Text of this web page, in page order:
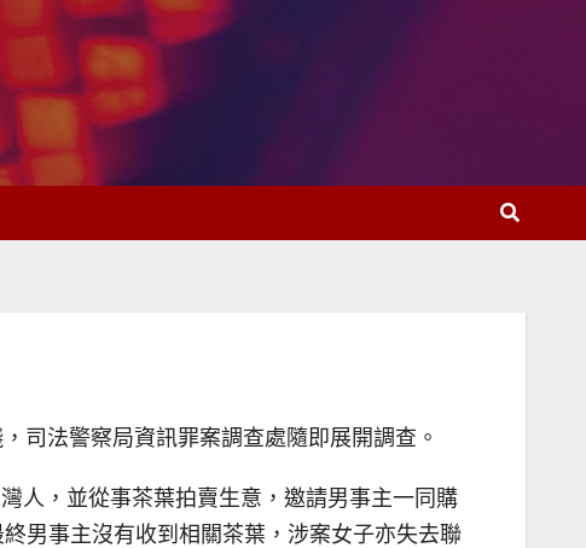
司法警察局資訊罪案調查處隨即展開調查。
人，並從事茶葉拍賣生意，邀請男事主一同購
男事主沒有收到相關茶葉，涉案女子亦失去聯